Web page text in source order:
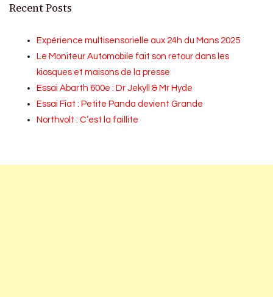
Recent Posts
Expérience multisensorielle aux 24h du Mans 2025
Le Moniteur Automobile fait son retour dans les
kiosques et maisons de la presse
Essai Abarth 600e : Dr Jekyll & Mr Hyde
Essai Fiat : Petite Panda devient Grande
Northvolt : C’est la faillite